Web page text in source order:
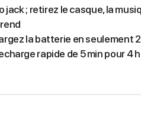
; retirez le casque, la
la batterie en seulement
rapide de 5 min pour 4